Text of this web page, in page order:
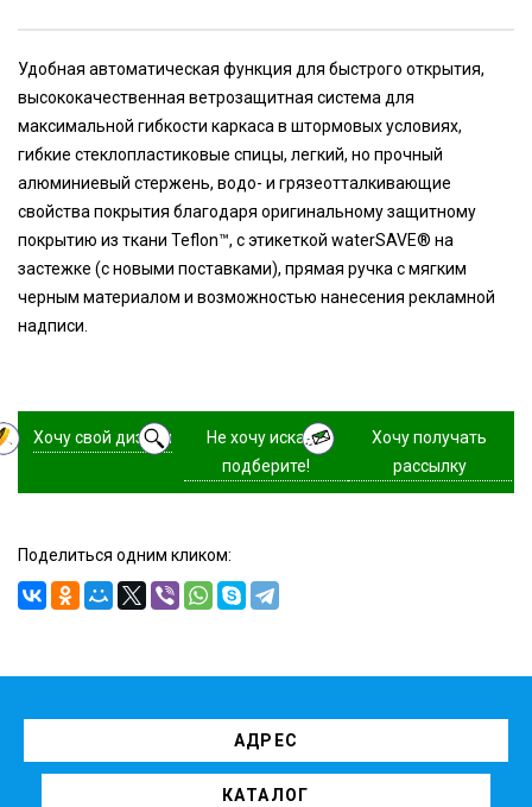
Удобная автоматическая функция для быстрого открытия,
высококачественная ветрозащитная система для
максимальной гибкости каркаса в штормовых условиях,
гибкие стеклопластиковые спицы, легкий, но прочный
алюминиевый стержень, водо- и грязеотталкивающие
свойства покрытия благодаря оригинальному защитному
покрытию из ткани Teflon™, с этикеткой waterSAVE® на
застежке (с новыми поставками), прямая ручка с мягким
черным материалом и возможностью нанесения рекламной
надписи.
Хочу свой дизайн
Не хочу искать,
подберите!
Хочу получать
рассылку
Поделиться одним кликом:
АДРЕС
КАТАЛОГ